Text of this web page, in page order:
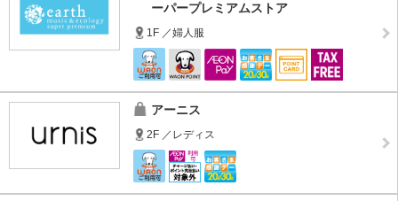
ーパープレミアムストア
1F ／婦人服
アーニス
2F ／レディス